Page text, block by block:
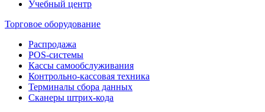
Учебный центр
Торговое оборудование
Распродажа
POS-системы
Кассы самообслуживания
Контрольно-кассовая техника
Терминалы сбора данных
Сканеры штрих-кода